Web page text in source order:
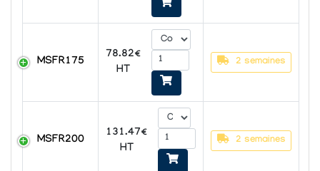
MSFR175
78.82€
HT
2 semaines
MSFR200
131.47€
HT
2 semaines